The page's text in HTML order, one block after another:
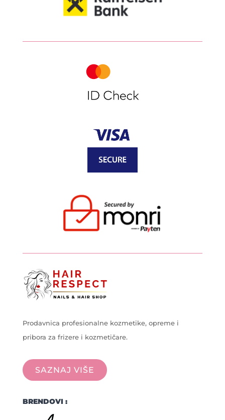
Prodavnica profesionalne kozmetike, opreme i
pribora za frizere i kozmetičare.
SAZNAJ VIŠE
BRENDOVI :